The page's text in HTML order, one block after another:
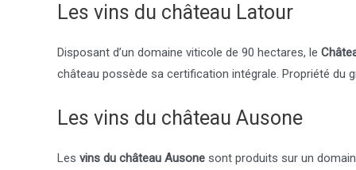
Les vins du château Latour
Disposant d’un domaine viticole de 90 hectares, le
château possède sa certification intégrale. Propriété du
Les vins du château Ausone
Les vins du château Ausone sont produits sur un